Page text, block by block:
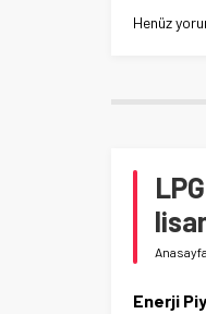
Henüz
Anasayfa
Enerji